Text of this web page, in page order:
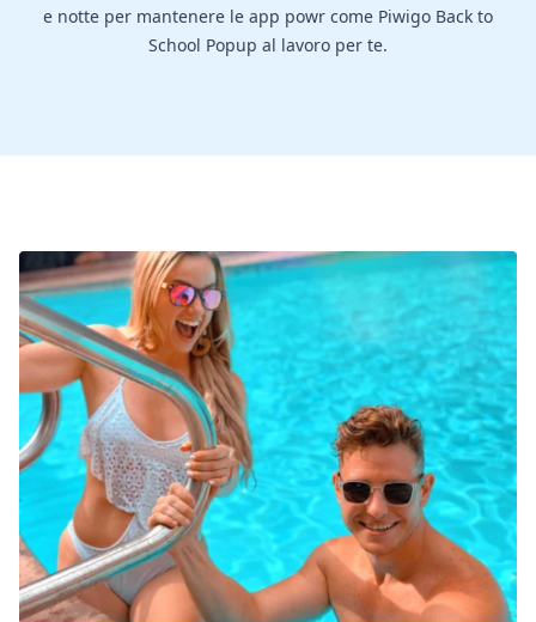
e notte per mantenere le app powr come Piwigo Back to
School Popup al lavoro per te.